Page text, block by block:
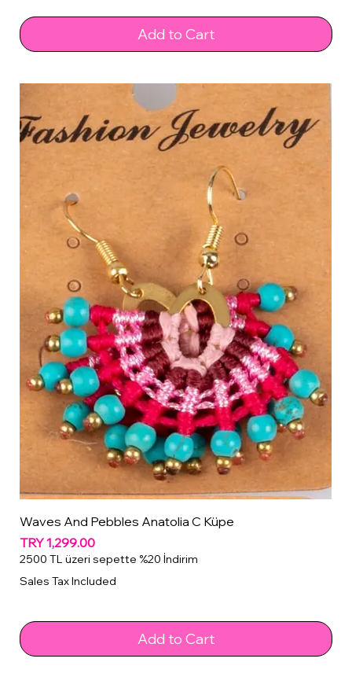
Add to Cart
Waves And Pebbles Anatolia C Küpe
Price
TRY 1,299.00
2500 TL üzeri sepette %20 İndirim
Sales Tax Included
Add to Cart